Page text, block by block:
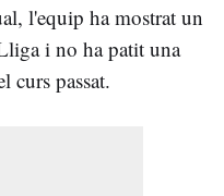
l'equip ha mostrat un
i no ha patit una
curs passat.